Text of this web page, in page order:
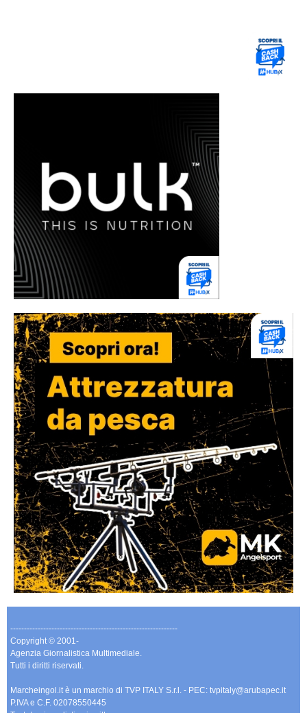
-------------------------------------------------------------
Copyright © 2001-
Agenzia Giornalistica Multimediale.
Tutti i diritti riservati.
Marcheingol.it è un marchio di TVP ITALY S.r.l. - PEC: tvpitaly@arubapec.it
P.IVA e C.F. 02078550445